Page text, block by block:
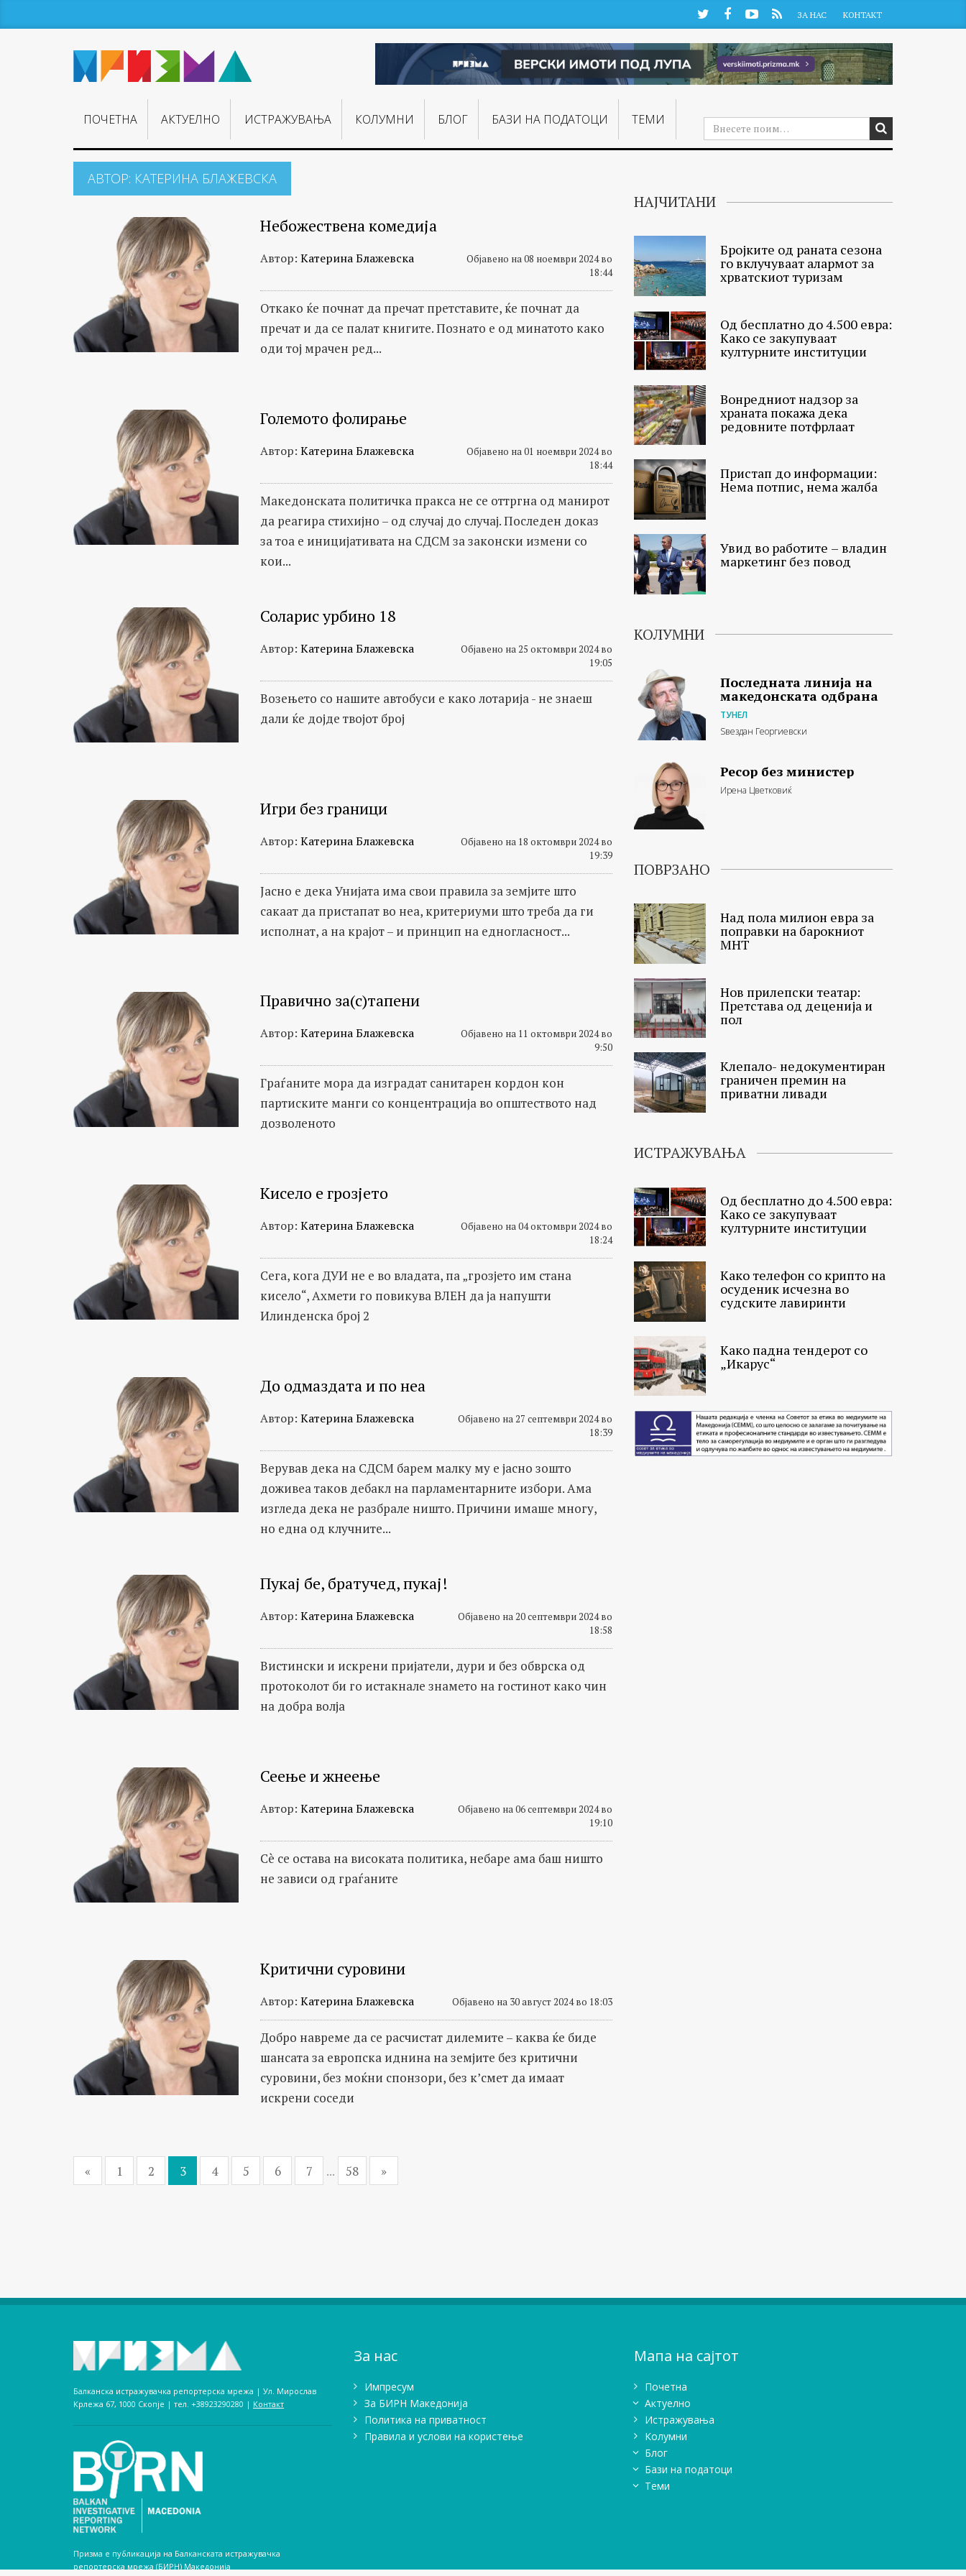
TwitterFacebookYouTube
RSS ЗА НАС КОНТАКТ
ПОЧЕТНА АКТУЕЛНО ИСТРАЖУВАЊA КОЛУМНИ БЛОГ БАЗИ НА ПОДАТОЦИ ТЕМИ
АВТОР: КАТЕРИНА БЛАЖЕВСКА
Небожествена комедија
Автор: Катерина Блажевска
Објавено на 08 ноември 2024 во
18:44
Откако ќе почнат да пречат претставите, ќе почнат да
пречат и да се палат книгите. Познато е од минатото како
оди тој мрачен ред...
Големото фолирање
Автор: Катерина Блажевска
Објавено на 01 ноември 2024 во
18:44
Македонската политичка пракса не се оттргна од манирот
да реагира стихијно – од случај до случај. Последен доказ
за тоа е иницијативата на СДСМ за законски измени со
кои...
Соларис урбино 18
Автор: Катерина Блажевска
Објавено на 25 октомври 2024 во
19:05
Возењето со нашите автобуси е како лотарија - не знаеш
дали ќе дојде твојот број
Игри без граници
Автор: Катерина Блажевска
Објавено на 18 октомври 2024 во
19:39
Јасно е дека Унијата има свои правила за земјите што
сакаат да пристапат во неа, критериуми што треба да ги
исполнат, а на крајот – и принцип на едногласност...
Правично за(с)тапени
Автор: Катерина Блажевска
Објавено на 11 октомври 2024 во
9:50
Граѓаните мора да изградат санитарен кордон кон
партиските манги со концентрација во општеството над
дозволеното
Кисело е грозјето
Автор: Катерина Блажевска
Објавено на 04 октомври 2024 во
18:24
Сега, кога ДУИ не е во владата, па „грозјето им стана
кисело“, Ахмети го повикува ВЛЕН да ја напушти
Илинденска број 2
До одмаздата и по неа
Автор: Катерина Блажевска
Објавено на 27 септември 2024 во
18:39
Верував дека на СДСМ барем малку му е јасно зошто
доживеа таков дебакл на парламентарните избори. Ама
изгледа дека не разбрале ништо. Причини имаше многу,
но една од клучните...
Пукај бе, братучед, пукај!
Автор: Катерина Блажевска
Објавено на 20 септември 2024 во
18:58
Вистински и искрени пријатели, дури и без обврска од
протоколот би го истакнале знамето на гостинот како чин
на добра волја
Сеење и жнеење
Автор: Катерина Блажевска
Објавено на 06 септември 2024 во
19:10
Сè се остава на високата политика, небаре ама баш ништо
не зависи од граѓаните
Критични суровини
Автор: Катерина Блажевска Објавено на 30 август 2024 во 18:03
Добро навреме да се расчистат дилемите – каква ќе биде
шансата за европска иднина на земјите без критични
суровини, без моќни спонзори, без к’смет да имаат
искрени соседи
« 1 2 3 4 5 6 7 ... 58 »
НАЈЧИТАНИ
Бројките од раната сезона
го вклучуваат алармот за
хрватскиот туризам
Од бесплатно до 4.500 евра:
Како се закупуваат
културните институции
Вонредниот надзор за
храната покажа дека
редовните потфрлаат
Пристап до информации:
Нема потпис, нема жалба
Увид во работите – владин
маркетинг без повод
КОЛУМНИ
Последната линија на
македонската одбрана
ТУНЕЛ
Ѕвездан Георгиевски
Ресор без министер
Ирена Цветковиќ
ПОВРЗАНО
Над пола милион евра за
поправки на барокниот
МНТ
Нов прилепски театар:
Претстава од деценија и
пол
Клепало- недокументиран
граничен премин на
приватни ливади
ИСТРАЖУВАЊА
Од бесплатно до 4.500 евра:
Како се закупуваат
културните институции
Како телефон со крипто на
осуденик исчезна во
судските лавиринти
Како падна тендерот со
„Икарус“
Балканска истражувачка репортерска мрежа | Ул. Мирослав
Крлежа 67, 1000 Скопје | тел. +38923290280­ | Контакт
Призма е публикација на Балканската истражувачка
репортерска мрежа (БИРН) Македонија
За нас
Импресум
Зa БИРН Македонија
Политика на приватност
Правила и услови на користење
Мапа на сајтот
Почетна
Актуелно
Истражувањa
Колумни
Блог
Бази на податоци
Теми